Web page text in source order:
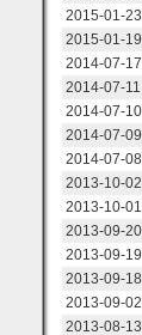
2015-01-
2015-01-
2014-07-
2014-07-
2014-07-
2014-07-
2014-07-
2013-10-
2013-10-
2013-09-
2013-09-
2013-09-
2013-09-
2013-08-